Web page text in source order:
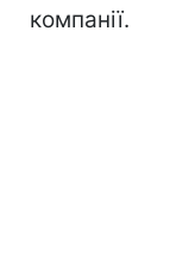
компанії.